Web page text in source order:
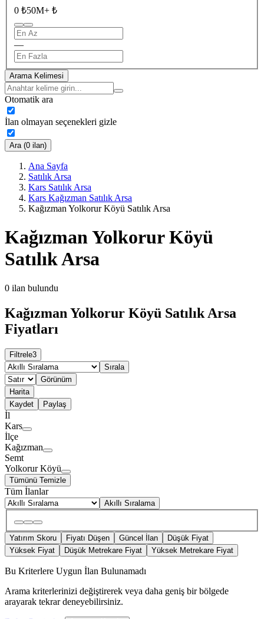
0 ₺50M+ ₺
—
Arama Kelimesi
Otomatik ara
İlan olmayan seçenekleri gizle
Ara (0 ilan)
Ana Sayfa
Satılık Arsa
Kars Satılık Arsa
Kars Kağızman Satılık Arsa
Kağızman Yolkorur Köyü Satılık Arsa
Kağızman Yolkorur Köyü
Satılık Arsa
0 ilan bulundu
Kağızman Yolkorur Köyü Satılık Arsa
Fiyatları
Filtrele3
Sırala
Görünüm
Harita
Kaydet
Paylaş
İl
Kars
İlçe
Kağızman
Semt
Yolkorur Köyü
Tümünü Temizle
Tüm İlanlar
Akıllı Sıralama
Yatırım Skoru Fiyatı Düşen Güncel İlan
Düşük Fiyat
Yüksek Fiyat
Düşük Metrekare Fiyat Yüksek Metrekare Fiyat
Bu Kriterlere Uygun İlan Bulunamadı
Arama kriterlerinizi değiştirerek veya daha geniş bir bölgede
arayarak tekrar deneyebilirsiniz.